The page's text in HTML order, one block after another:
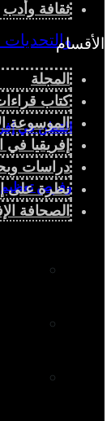
القطن في
وفرص تعظيم
ثقافة وأدب
الأقسام
المجلة
كتاب
الموسوعة
إفريقيا
دراسات
نظرة على
الصحافة